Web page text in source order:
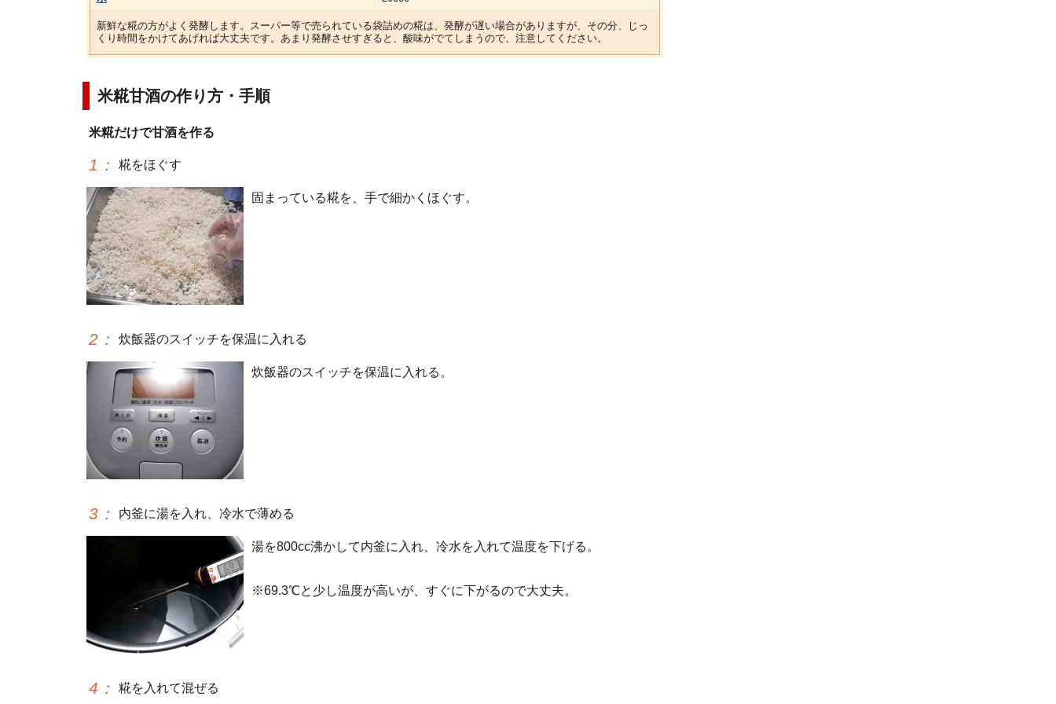
新鮮な糀の方がよく発酵します。スーパー等で売られている袋詰めの糀は、発酵が遅い場合がありますが、その分、じっ
くり時間をかけてあげれば大丈夫です。あまり発酵させすぎると、酸味がでてしまうので、注意してください。
米糀甘酒の作り方・手順
米糀だけで甘酒を作る
1 ： 糀をほぐす
固まっている糀を、手で細かくほぐす。
2 ： 炊飯器のスイッチを保温に入れる
炊飯器のスイッチを保温に入れる。
3 ： 内釜に湯を入れ、冷水で薄める
湯を800cc沸かして内釜に入れ、冷水を入れて温度を下げる。
※69.3℃と少し温度が高いが、すぐに下がるので大丈夫。
4 ： 糀を入れて混ぜる